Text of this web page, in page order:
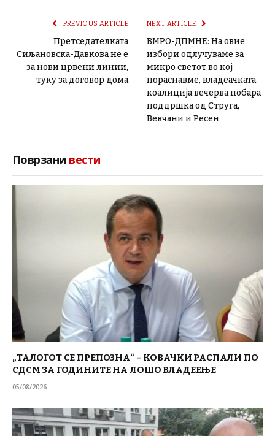
PREVIOUS ARTICLE
Претседателката
Сиљановска-Давкова не е
за нови црвени линии,
туку за договор дома
NEXT ARTICLE
ВМРО-ДПМНЕ: На овие
избори одлучуваме за
микро светот во кој
пораснавме, владеачката
коалиција вечерва побара
поддршка од Струга,
Вевчани и Ресен
Поврзани вести
„ТАЛОГОТ СЕ ПРЕПОЗНА“ – КОВАЧКИ РАСПАЛИ ПО
СДСМ ЗА ГОДИНИТЕ НА ЛОШО ВЛАДЕЕЊЕ
05/08/2026